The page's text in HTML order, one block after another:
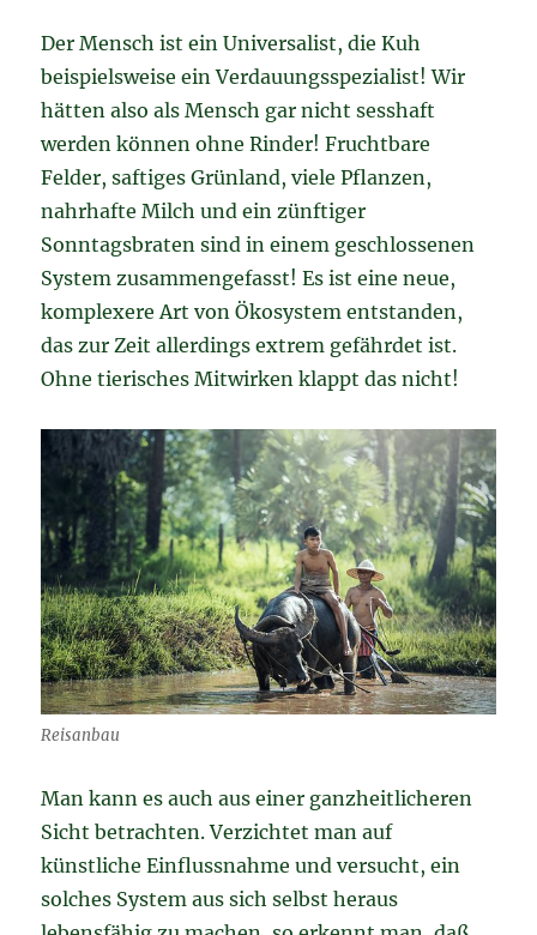
Der Mensch ist ein Universalist, die Kuh
beispielsweise ein Verdauungsspezialist! Wir
hätten also als Mensch gar nicht sesshaft
werden können ohne Rinder! Fruchtbare
Felder, saftiges Grünland, viele Pflanzen,
nahrhafte Milch und ein zünftiger
Sonntagsbraten sind in einem geschlossenen
System zusammengefasst! Es ist eine neue,
komplexere Art von Ökosystem entstanden,
das zur Zeit allerdings extrem gefährdet ist.
Ohne tierisches Mitwirken klappt das nicht!
Reisanbau
Man kann es auch aus einer ganzheitlicheren
Sicht betrachten. Verzichtet man auf
künstliche Einflussnahme und versucht, ein
solches System aus sich selbst heraus